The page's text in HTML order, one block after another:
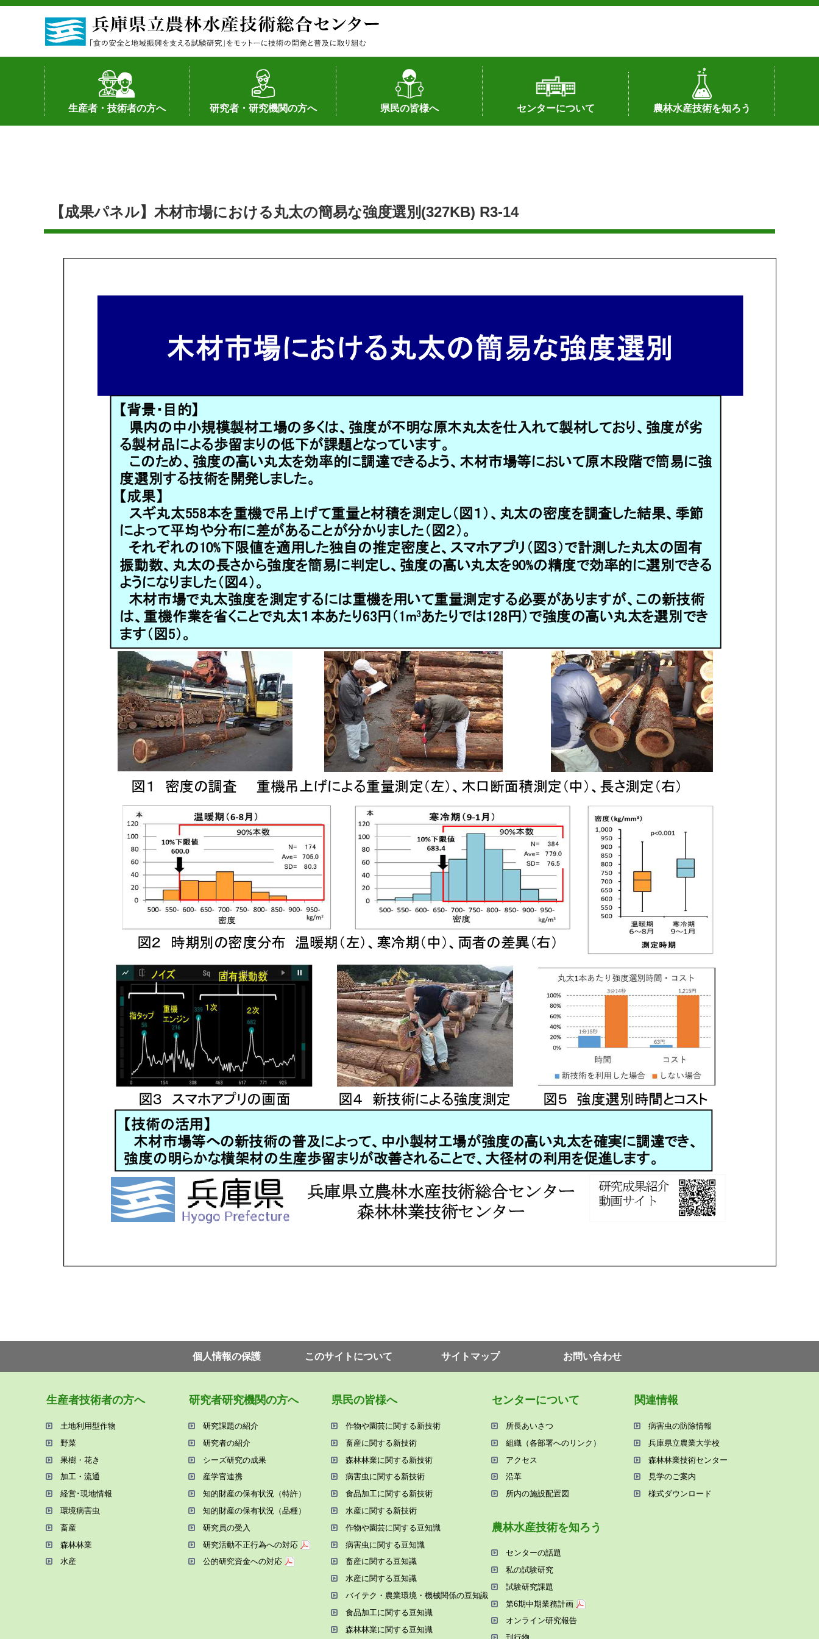
生産者・技術者の方へ
土地利用型作物
野菜
果樹・花き
加工・流通
経営･現地情報
環境病害虫
畜産
森林林業
水産
基幹種雄牛の紹介
研究者・研究機関の方へ
研究者の紹介
シーズ研究の成果
産学官連携
知的財産の保有状況（特許）
知的財産の保有状況（品種）
研究員の受入
研究活動不正行為への対応
公的研究資金への対応
県民の皆様へ
作物や園芸に関する新技術
畜産に関する新技術
森林林業に関する新技術
病害虫に関する新技術
食品加工に関する新技術
水産に関する新技術
作物や園芸に関する豆知識
病害虫に関する豆知識
畜産に関する豆知識
水産に関する豆知識
バイテク・農業環境・機械関係
食品加工に関する豆知識
森林林業に関する豆知識
センターについて
所長あいさつ
組織（各部署へのリンク）
アクセス
沿革
所内の施設配置図
農林水産技術を知ろう
センターの話題
私の試験研究
試験研究課題
第6期中期業務計画
オンライン研究報告
刊行物
知的財産に関する相談窓口
【成果パネル】木材市場における丸太の簡易な強度選別(327KB) R3-14
個⼈情報の保護 このサイトについて サイトマップ お問い合わせ
⽣産者技術者の⽅へ
⼟地利⽤型作物
野菜
果樹・花き
加⼯・流通
経営･現地情報
環境病害⾍
畜産
森林林業
⽔産
研究者研究機関の⽅へ
研究課題の紹介
研究者の紹介
シーズ研究の成果
産学官連携
知的財産の保有状況（特許）
知的財産の保有状況（品種）
研究員の受⼊
研究活動不正⾏為への対応
公的研究資金への対応
県⺠の皆様へ
作物や園芸に関する新技術
畜産に関する新技術
森林林業に関する新技術
病害⾍に関する新技術
⾷品加⼯に関する新技術
⽔産に関する新技術
作物や園芸に関する⾖知識
病害⾍に関する⾖知識
畜産に関する⾖知識
⽔産に関する⾖知識
バイテク・農業環境・機械関係の⾖知識
⾷品加⼯に関する⾖知識
森林林業に関する⾖知識
センターについて
所⻑あいさつ
組織（各部署へのリンク）
アクセス
沿⾰
所内の施設配置図
農林⽔産技術を知ろう
センターの話題
私の試験研究
試験研究課題
第6期中期業務計画
オンライン研究報告
関連情報
病害⾍の防除情報
兵庫県⽴農業⼤学校
森林林業技術センター
⾒学のご案内
様式ダウンロード